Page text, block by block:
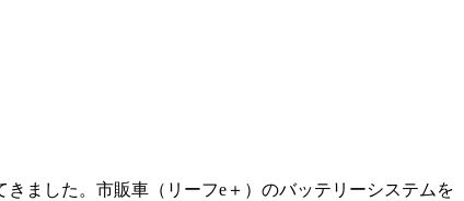
ました。市販車（リーフe＋）のバッテリーシステムを